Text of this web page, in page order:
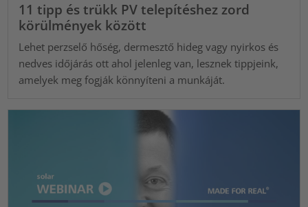
11 tipp és trükk PV telepítéshez zord
körülmények között
Lehet perzselő hőség, dermesztő hideg vagy nyirkos és
nedves időjárás ott ahol jelenleg van, lesznek tippjeink,
amelyek meg fogják könnyíteni a munkáját.